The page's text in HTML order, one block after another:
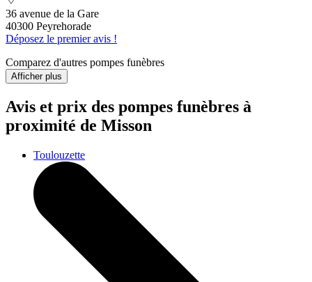
36 avenue de la Gare
40300 Peyrehorade
Déposez le premier avis !
Comparez d'autres pompes funèbres
Afficher plus
Avis et prix des pompes funèbres à
proximité de Misson
Toulouzette